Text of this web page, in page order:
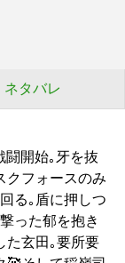
ネタバレ
開始｡牙を抜
クフォースのみ
る｡盾に押しつ
った郁を抱き
た玄田｡要所要